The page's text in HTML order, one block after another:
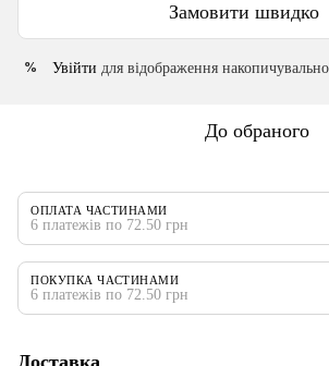
Замовити швидко
% Увійти для відображення
До обраного
ОПЛАТА ЧАСТИНАМИ
6 платежів по 72.50 грн
ПОКУПКА ЧАСТИНАМИ
6 платежів по 72.50 грн
Доставка